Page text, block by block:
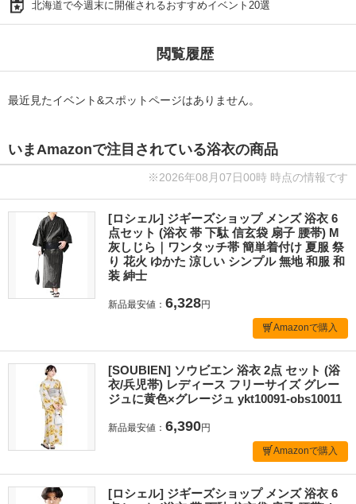
北海道で今週末に開催されるおすすめイベント20選
閲覧履歴
最近見たイベント&スポットページはありません。
いまAmazonで注目されている浴衣の商品
※2026年08月07日00時 時点の情報です
[ロシェル] ジギーズショップ メンズ 浴衣 6
点セット (浴衣 帯 下駄 信玄袋 扇子 腰帯) M
灰しじら｜ワンタッチ帯 簡単着付け 夏服 祭
り 花火 ゆかた 涼しい シンプル 無地 和服 和
装 紳士
新品最安値： 6,328円
Amazonで購入
[SOUBIEN] ソウビエン 浴衣 2点 セット (浴
衣/兵児帯) レディース フリーサイズ グレー
ジュに黄色×グレージュ ykt10091-obs10011
新品最安値： 6,390円
Amazonで購入
[ロシェル] ジギーズショップ メンズ 浴衣 6